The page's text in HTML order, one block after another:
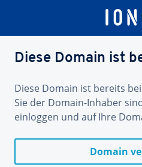
Diese Domain ist
Diese Domain ist bereits
Sie der Domain-Inhaber
einloggen und auf Ihre
Domain